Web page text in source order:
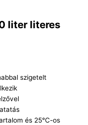
liter literes
szigetelt
és 25°C-os